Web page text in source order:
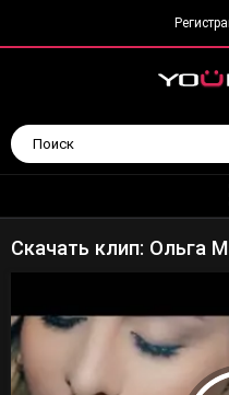
Скачать клип: Ольга